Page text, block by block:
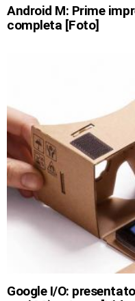
Android M: Prime
completa [Foto]
Google I/O: